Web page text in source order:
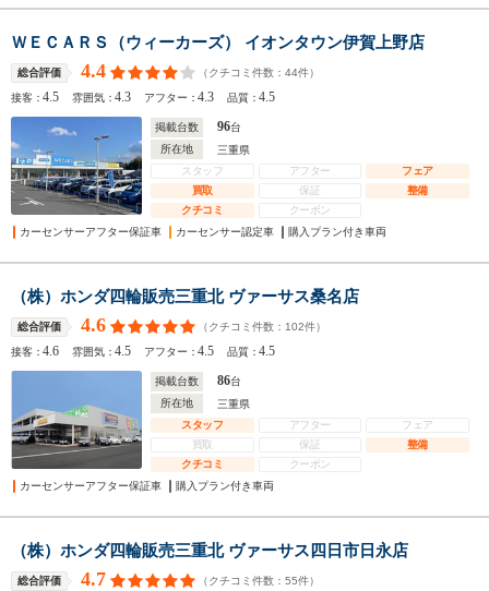
ＷＥＣＡＲＳ（ウィーカーズ） イオンタウン伊賀上野店
総合評価 4.4 （クチコミ件数： 44件）
接客：4.5 雰囲気：4.3 アフター：4.3 品質：4.5
掲載台数 96台
所在地
三重県
スタッフ
アフター
フェア
買取
保証
整備
クチコミ
クーポン
カーセンサーアフター保証車
カーセンサー認定車 購入プラン付き車両
（株）ホンダ四輪販売三重北 ヴァーサス桑名店
総合評価 4.6 （クチコミ件数： 102件）
接客：4.6 雰囲気：4.5 アフター：4.5 品質：4.5
掲載台数 86台
所在地
三重県
スタッフ
アフター
フェア
買取
保証
整備
クチコミ
クーポン
カーセンサーアフター保証車
購入プラン付き車両
（株）ホンダ四輪販売三重北 ヴァーサス四日市日永店
総合評価 4.7 （クチコミ件数： 55件）